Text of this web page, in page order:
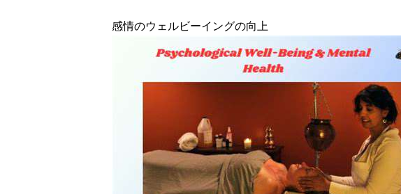
感情のウェルビーイングの向上